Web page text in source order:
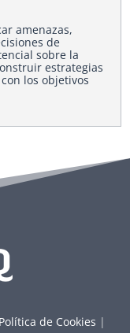
amenazas,
de
sobre la
estrategias
los objetivos
Política de Cookies |